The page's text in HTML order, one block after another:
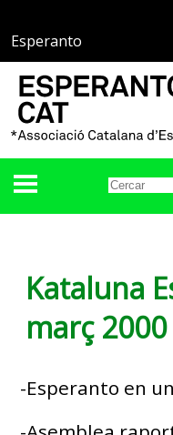
Esperanto
Kataluna
març 2000
-Esperanto en